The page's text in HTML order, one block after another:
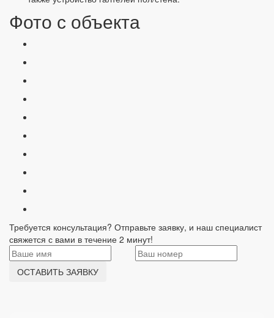
Фото с объекта
Требуется консультация? Отправьте заявку, и наш специалист
свяжется с вами в течение 2 минут!
ОСТАВИТЬ ЗАЯВКУ